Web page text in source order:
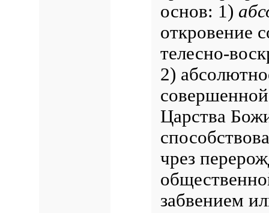
основ: 1)
откровение
телесно-
2)
Царства
чрез
забвением